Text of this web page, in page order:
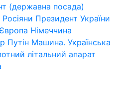
(державна посада)
Росіяни Президент України
Європа Німеччина
Путін Машина. Українська
літальний апарат